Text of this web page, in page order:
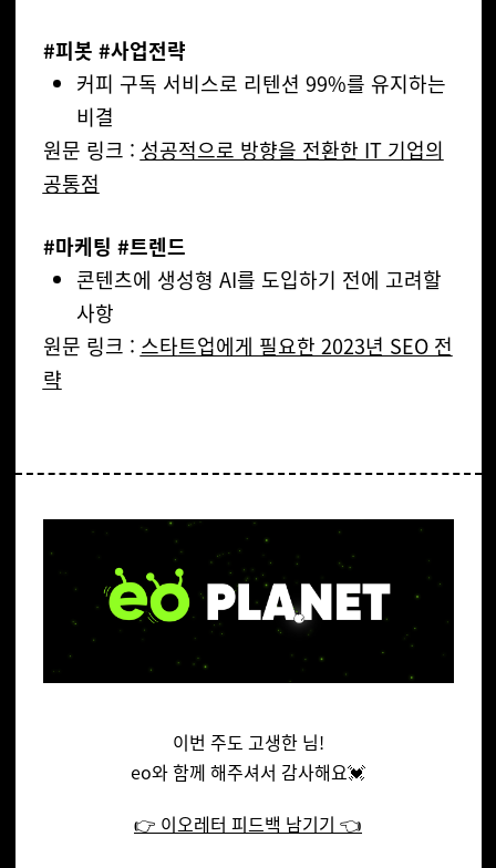
#피봇 #사업전략
커피 구독 서비스로 리텐션 99%를 유지하는
비결
원문 링크 : 성공적으로 방향을 전환한 IT 기업의
공통점
#마케팅 #트렌드
콘텐츠에 생성형 AI를 도입하기 전에 고려할
사항
원문 링크 : 스타트업에게 필요한 2023년 SEO 전
략
이번 주도 고생한 님!
eo와 함께 해주셔서 감사해요💓
👉 이오레터 피드백 남기기 👈